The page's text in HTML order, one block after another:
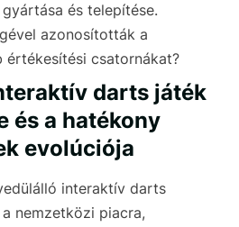
és telepítése.
azonosították a
értékesítési csatornákat?
darts játék
és a hatékony
evolúciója
interaktív darts
nemzetközi piacra,